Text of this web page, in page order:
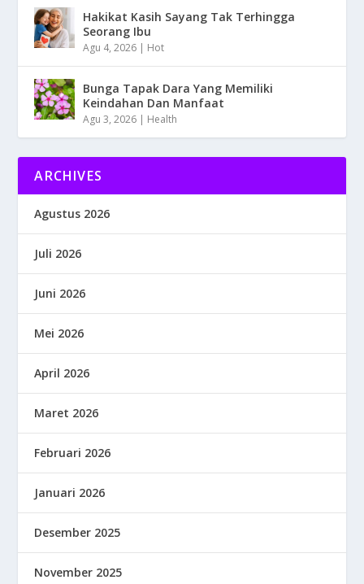
Hakikat Kasih Sayang Tak Terhingga
Seorang Ibu
Agu 4, 2026 | Hot
Bunga Tapak Dara Yang Memiliki
Keindahan Dan Manfaat
Agu 3, 2026 | Health
ARCHIVES
Agustus 2026
Juli 2026
Juni 2026
Mei 2026
April 2026
Maret 2026
Februari 2026
Januari 2026
Desember 2025
November 2025